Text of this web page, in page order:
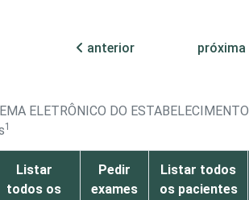
anterior
próxima
ELETRÔNICO DO ESTABELECIMENTO
1
Listar
todos os
Pedir
exames
Listar todos
os pacientes